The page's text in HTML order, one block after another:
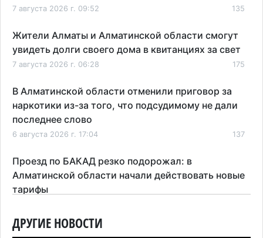
7 августа 2026 г. 09:52 135
Жители Алматы и Алматинской области смогут
увидеть долги своего дома в квитанциях за свет
7 августа 2026 г. 06:28 175
В Алматинской области отменили приговор за
наркотики из-за того, что подсудимому не дали
последнее слово
6 августа 2026 г. 17:04 137
Проезд по БАКАД резко подорожал: в
Алматинской области начали действовать новые
тарифы
Сильнейшие дзюдоисты мира приехали на
ДРУГИЕ НОВОСТИ